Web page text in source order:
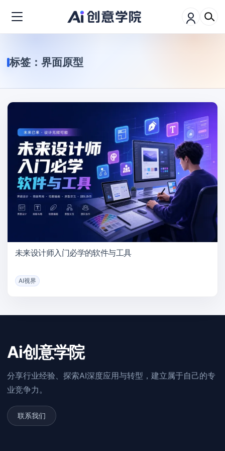
标签： 界面原型
未来设计师入门必学的软件与工具
AI视界
Ai创意学院
分享行业经验、探索AI深度应用与转型，建立属于自己的专
业竞争力。
联系我们